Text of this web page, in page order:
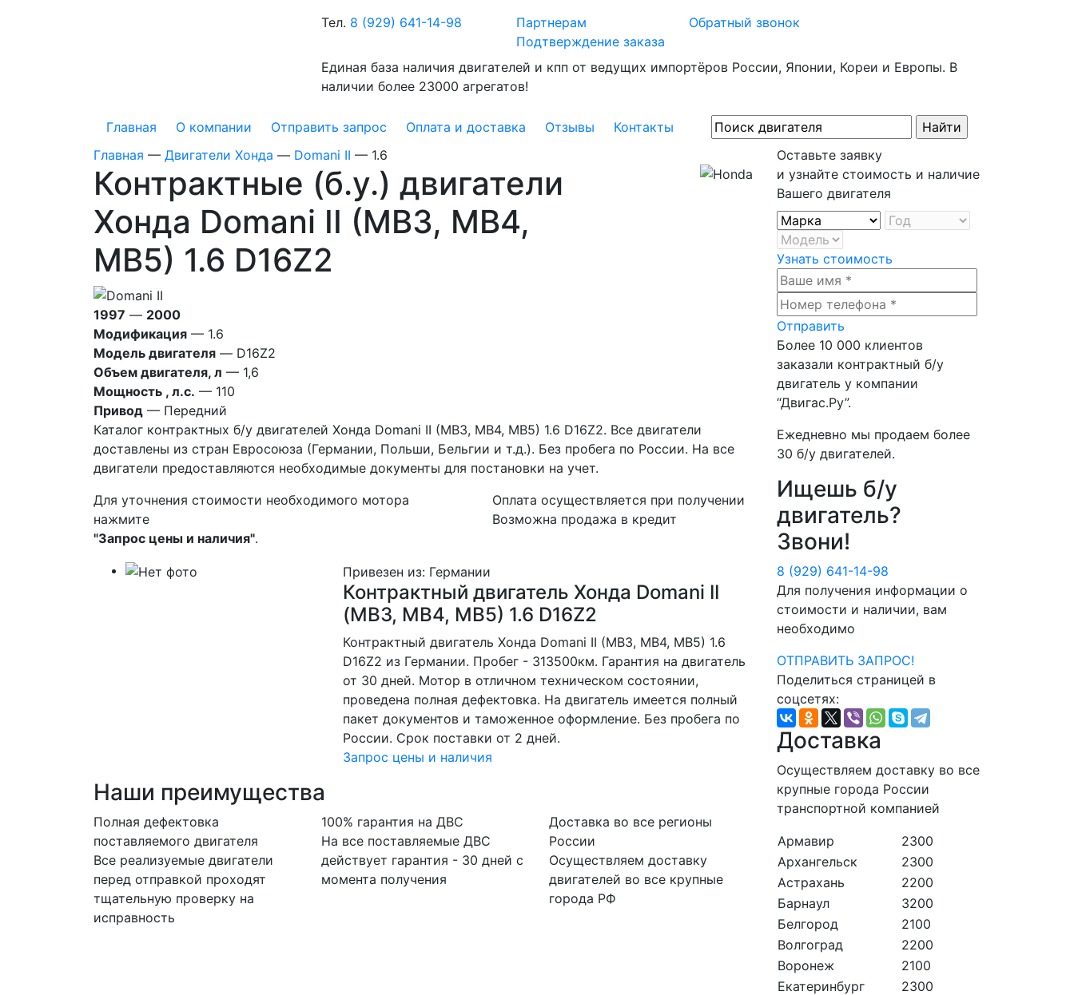
Тел. 8 (929) 641-14-98
Партнерам
Подтверждение заказа
Обратный звонок
Единая база наличия двигателей и кпп от ведущих импортёров России, Японии, Кореи и Европы. В
наличии более 23000 агрегатов!
Главная О компании Отправить запрос Оплата и доставка Отзывы
Контакты
Главная — Двигатели Хонда — Domani II — 1.6
Контрактные (б.у.) двигатели
Хонда Domani II (MB3, MB4,
MB5) 1.6 D16Z2
1997 — 2000
Модификация — 1.6
Модель двигателя — D16Z2
Объем двигателя, л — 1,6
Мощность , л.с. — 110
Привод — Передний
Каталог контрактных б/у двигателей Хонда Domani II (MB3, MB4, MB5) 1.6 D16Z2. Все двигатели
доставлены из стран Евросоюза (Германии, Польши, Бельгии и т.д.). Без пробега по России. На все
двигатели предоставляются необходимые документы для постановки на учет.
Оплата осуществляется при получении
Возможна продажа в кредит
Для уточнения стоимости необходимого мотора
нажмите
"Запрос цены и наличия".
Привезен из: Германии
Контрактный двигатель Хонда Domani II
(MB3, MB4, MB5) 1.6 D16Z2
Контрактный двигатель Хонда Domani II (MB3, MB4, MB5) 1.6
D16Z2 из Германии. Пробег - 313500км. Гарантия на двигатель
от 30 дней. Мотор в отличном техническом состоянии,
проведена полная дефектовка. На двигатель имеется полный
пакет документов и таможенное оформление. Без пробега по
России. Срок поставки от 2 дней.
Запрос цены и наличия
Наши преимущества
Полная дефектовка
поставляемого двигателя
Все реализуемые двигатели
перед отправкой проходят
тщательную проверку на
исправность
100% гарантия на ДВС
На все поставляемые ДВС
действует гарантия - 30 дней с
момента получения
Доставка во все регионы
России
Осуществляем доставку
двигателей во все крупные
города РФ
Оставьте заявку
и узнайте стоимость и наличие
Вашего двигателя
Узнать стоимость
Отправить
Более 10 000 клиентов
заказали контрактный б/у
двигатель у компании
“Двигас.Ру”.
Ежедневно мы продаем более
30 б/у двигателей.
Ищешь б/у
двигатель?
Звони!
8 (929) 641-14-98
Для получения информации о
стоимости и наличии, вам
необходимо
ОТПРАВИТЬ ЗАПРОС!
Поделиться страницей в
соцсетях:
Доставка
Осуществляем доставку во все
крупные города России
транспортной компанией
Армавир
2300
Архангельск
2300
Астрахань
2200
Барнаул
3200
Белгород
2100
Волгоград
2200
Воронеж
2100
Екатеринбург
2300